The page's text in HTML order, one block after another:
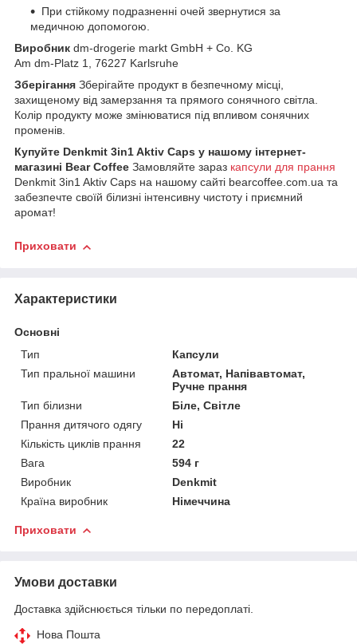
При стійкому подразненні очей звернутися за
медичною допомогою.
Виробник dm-drogerie markt GmbH + Co. KG
Am dm-Platz 1, 76227 Karlsruhe
Зберігання Зберігайте продукт в безпечному місці,
захищеному від замерзання та прямого сонячного світла.
Колір продукту може змінюватися під впливом сонячних
променів.
Купуйте Denkmit 3in1 Aktiv Caps у нашому інтернет-
магазині Bear Coffee Замовляйте зараз капсули для прання
Denkmit 3in1 Aktiv Caps на нашому сайті bearcoffee.com.ua та
забезпечте своїй білизні інтенсивну чистоту і приємний
аромат!
Приховати
Характеристики
Основні
Тип
Капсули
Тип пральної машини
Автомат, Напівавтомат,
Ручне прання
Тип білизни
Біле, Світле
Прання дитячого одягу
Ні
Кількість циклів прання
22
Вага
594 г
Виробник
Denkmit
Країна виробник
Німеччина
Приховати
Умови доставки
Доставка здійснюється тільки по передоплаті.
Нова Пошта